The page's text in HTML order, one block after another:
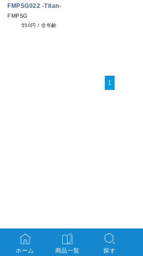
FMPSG022 -Titan-
FMPSG
550円 /全年齢
1
ホーム 商品一覧 探す